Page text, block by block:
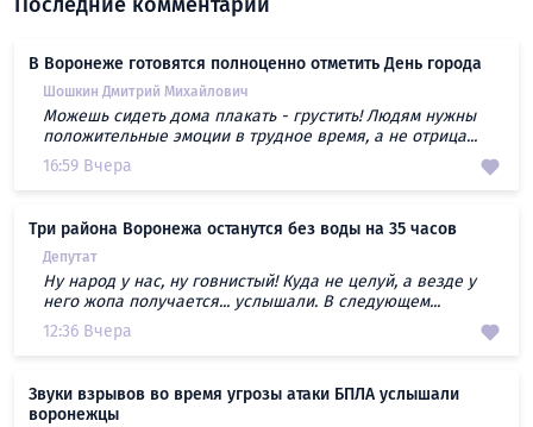
В Воронеже готовятся полноценно отметить День города
Шошкин Дмитрий Михайлович
Можешь сидеть дома плакать - грустить! Людям нужны
положительные эмоции в трудное время, а не отрица...
16:59 Вчера
Три района Воронежа останутся без воды на 35 часов
Депутат
Ну народ у нас, ну говнистый! Куда не целуй, а везде у
него жопа получается... услышали. В следующем...
12:36 Вчера
Звуки взрывов во время угрозы атаки БПЛА услышали
воронежцы